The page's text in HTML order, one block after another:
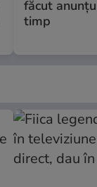
făcut
timp